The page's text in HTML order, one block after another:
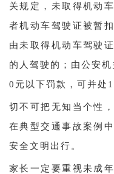
关规定，未取得机动
者机动车驾驶证被暂
由未取得机动车驾驶
的人驾驶的；由公安
0元以下罚款，可并处
切不可把无知当个性
在典型交通事故案例
安全文明出行。
家长一定要重视未成